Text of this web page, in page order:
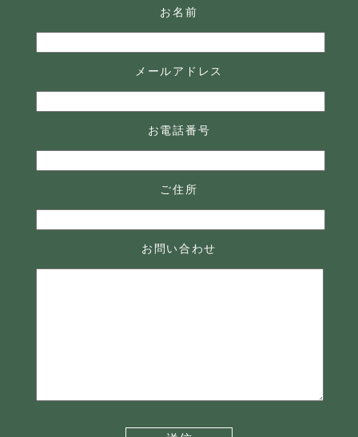
お名前
メールアドレス
お電話番号
ご住所
お問い合わせ